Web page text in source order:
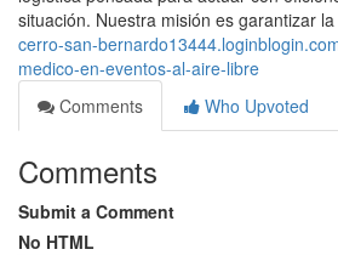
situación. Nuestra misión es garantizar
cerro-san-
medico-en-eventos-al-aire-libre
Comments
Who Upvoted
Comments
Submit a Comment
No HTML